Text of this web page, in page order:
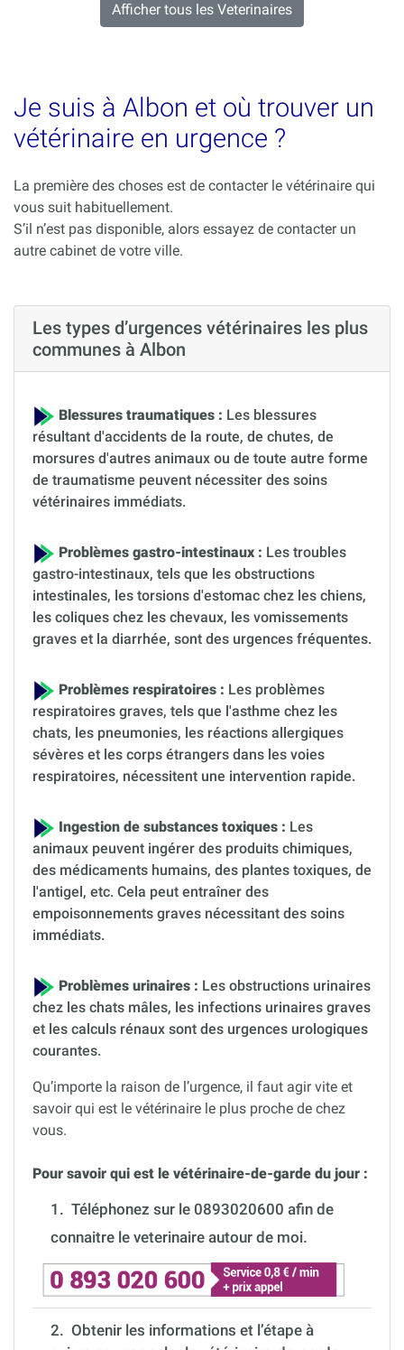
Afficher tous les Veterinaires
Je suis à Albon et où trouver un
vétérinaire en urgence ?
La première des choses est de contacter le vétérinaire qui
vous suit habituellement.
S’il n’est pas disponible, alors essayez de contacter un
autre cabinet de votre ville.
Les types d’urgences vétérinaires les plus
communes à Albon
Blessures traumatiques : Les blessures
résultant d'accidents de la route, de chutes, de
morsures d'autres animaux ou de toute autre forme
de traumatisme peuvent nécessiter des soins
vétérinaires immédiats.
Problèmes gastro-intestinaux : Les troubles
gastro-intestinaux, tels que les obstructions
intestinales, les torsions d'estomac chez les chiens,
les coliques chez les chevaux, les vomissements
graves et la diarrhée, sont des urgences fréquentes.
Problèmes respiratoires : Les problèmes
respiratoires graves, tels que l'asthme chez les
chats, les pneumonies, les réactions allergiques
sévères et les corps étrangers dans les voies
respiratoires, nécessitent une intervention rapide.
Ingestion de substances toxiques : Les
animaux peuvent ingérer des produits chimiques,
des médicaments humains, des plantes toxiques, de
l'antigel, etc. Cela peut entraîner des
empoisonnements graves nécessitant des soins
immédiats.
Problèmes urinaires : Les obstructions urinaires
chez les chats mâles, les infections urinaires graves
et les calculs rénaux sont des urgences urologiques
courantes.
Qu’importe la raison de l’urgence, il faut agir vite et
savoir qui est le vétérinaire le plus proche de chez
vous.
Pour savoir qui est le vétérinaire-de-garde du jour :
1. Téléphonez sur le 0893020600 afin de
connaitre le veterinaire autour de moi.
2. Obtenir les informations et l’étape à